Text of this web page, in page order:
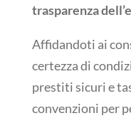
trasparenza
Affidandoti ai
certezza di
prestiti sicuri e
convenzioni per